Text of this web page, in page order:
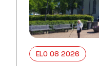
ELO 08 2026